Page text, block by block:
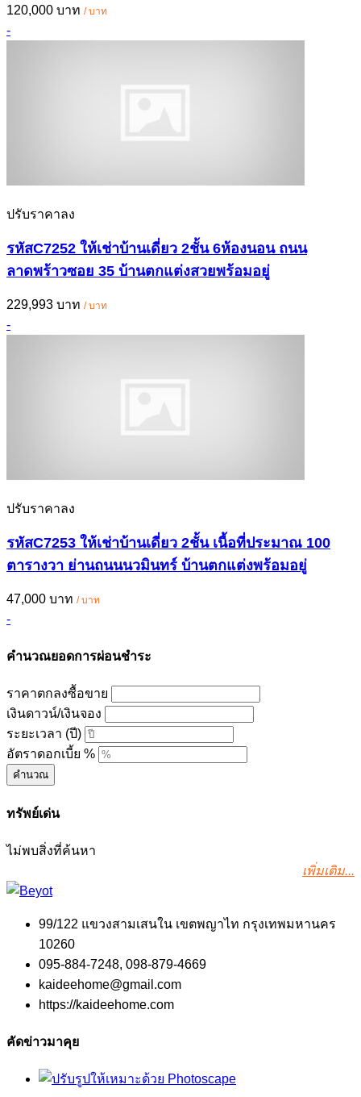
120,000 บาท / บาท
-
ปรับราคาลง
รหัสC7252 ให้เช่าบ้านเดี่ยว 2ชั้น 6ห้องนอน ถนน
ลาดพร้าวซอย 35 บ้านตกแต่งสวยพร้อมอยู่
229,993 บาท / บาท
-
ปรับราคาลง
รหัสC7253 ให้เช่าบ้านเดี่ยว 2ชั้น เนื้อที่ประมาณ 100
ตารางวา ย่านถนนนวมินทร์ บ้านตกแต่งพร้อมอยู่
47,000 บาท / บาท
-
คำนวณยอดการผ่อนชำระ
ราคาตกลงซื้อขาย
เงินดาวน์/เงินจอง
ระยะเวลา (ปี)
อัตราดอกเบี้ย %
คำนวณ
ทรัพย์เด่น
ไม่พบสิ่งที่ค้นหา
เพิ่มเติม...
99/122 แขวงสามเสนใน เขตพญาไท กรุงเทพมหานคร
10260
095-884-7248, 098-879-4669
kaideehome@gmail.com
https://kaideehome.com
คัดข่าวมาคุย